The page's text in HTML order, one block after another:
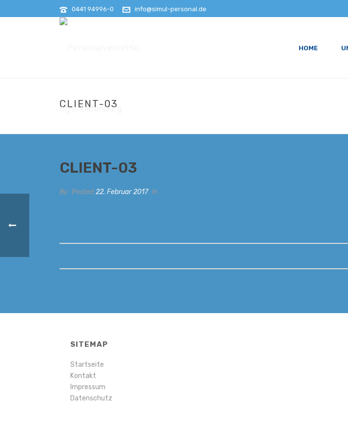
0441 94996-0 info@simul-personal.de
HOME
CLIENT-03
CLIENT-03
By Posted22. Februar 2017 In
SITEMAP
Startseite
Kontakt
Impressum
Datenschutz